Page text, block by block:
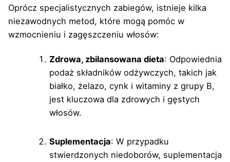
Oprócz specjalistycznych zabiegów, istnieje kilka
niezawodnych metod, które mogą pomóc w
wzmocnieniu i zagęszczeniu włosów:
Zdrowa, zbilansowana dieta: Odpowiednia
podaż składników odżywczych, takich jak
białko, żelazo, cynk i witaminy z grupy B,
jest kluczowa dla zdrowych i gęstych
włosów.
Suplementacja: W przypadku
stwierdzonych niedoborów, suplementacja